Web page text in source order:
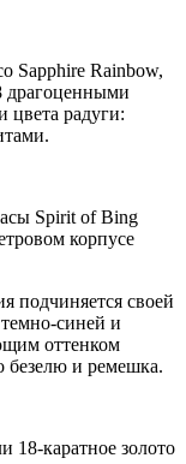
Sapphire Rainbow,
драгоценными
цвета радуги:
Spirit of Bing
корпусе
подчиняется своей
синей и
оттенком
безелю и ремешка.
18-каратное золото